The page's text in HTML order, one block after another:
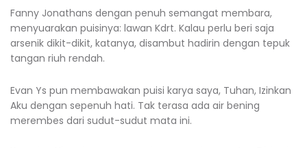
Fanny Jonathans dengan penuh semangat membara,
menyuarakan puisinya: lawan Kdrt. Kalau perlu beri saja
arsenik dikit-dikit, katanya, disambut hadirin dengan tepuk
tangan riuh rendah.
Evan Ys pun membawakan puisi karya saya, Tuhan, Izinkan
Aku dengan sepenuh hati. Tak terasa ada air bening
merembes dari sudut-sudut mata ini.